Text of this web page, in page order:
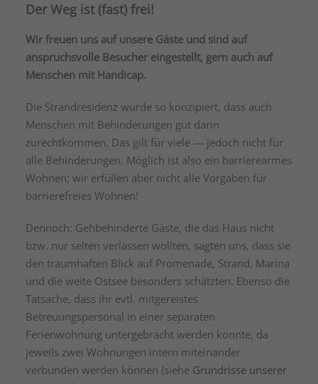
Der Weg ist (fast) frei!
Wir freuen uns auf unsere Gäste und sind auf
anspruchsvolle Besucher eingestellt, gern auch auf
Menschen mit Handicap.
Die Strandresidenz wurde so konzipiert, dass auch
Menschen mit Behinderungen gut darin
zurechtkommen. Das gilt für viele — jedoch nicht für
alle Behinderungen. Möglich ist also ein barrierearmes
Wohnen; wir erfüllen aber nicht alle Vorgaben für
barrierefreies Wohnen!
Dennoch: Gehbehinderte Gäste, die das Haus nicht
bzw. nur selten verlassen wollten, sagten uns, dass sie
den traumhaften Blick auf Promenade, Strand, Marina
und die weite Ostsee besonders schätzten. Ebenso die
Tatsache, dass ihr evtl. mitgereistes
Betreuungspersonal in einer separaten
Ferienwohnung untergebracht werden konnte, da
jeweils zwei Wohnungen intern miteinander
verbunden werden können (siehe Grundrisse unserer